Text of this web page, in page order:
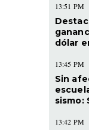
13:51 PM
dólar
13:45 PM
Sin
sismo:
13:42 PM